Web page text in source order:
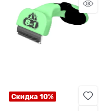
Скидка 10%